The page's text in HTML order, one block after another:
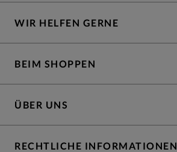
WIR HELFEN GERNE
BEIM SHOPPEN
ÜBER UNS
RECHTLICHE INFORMATIONEN